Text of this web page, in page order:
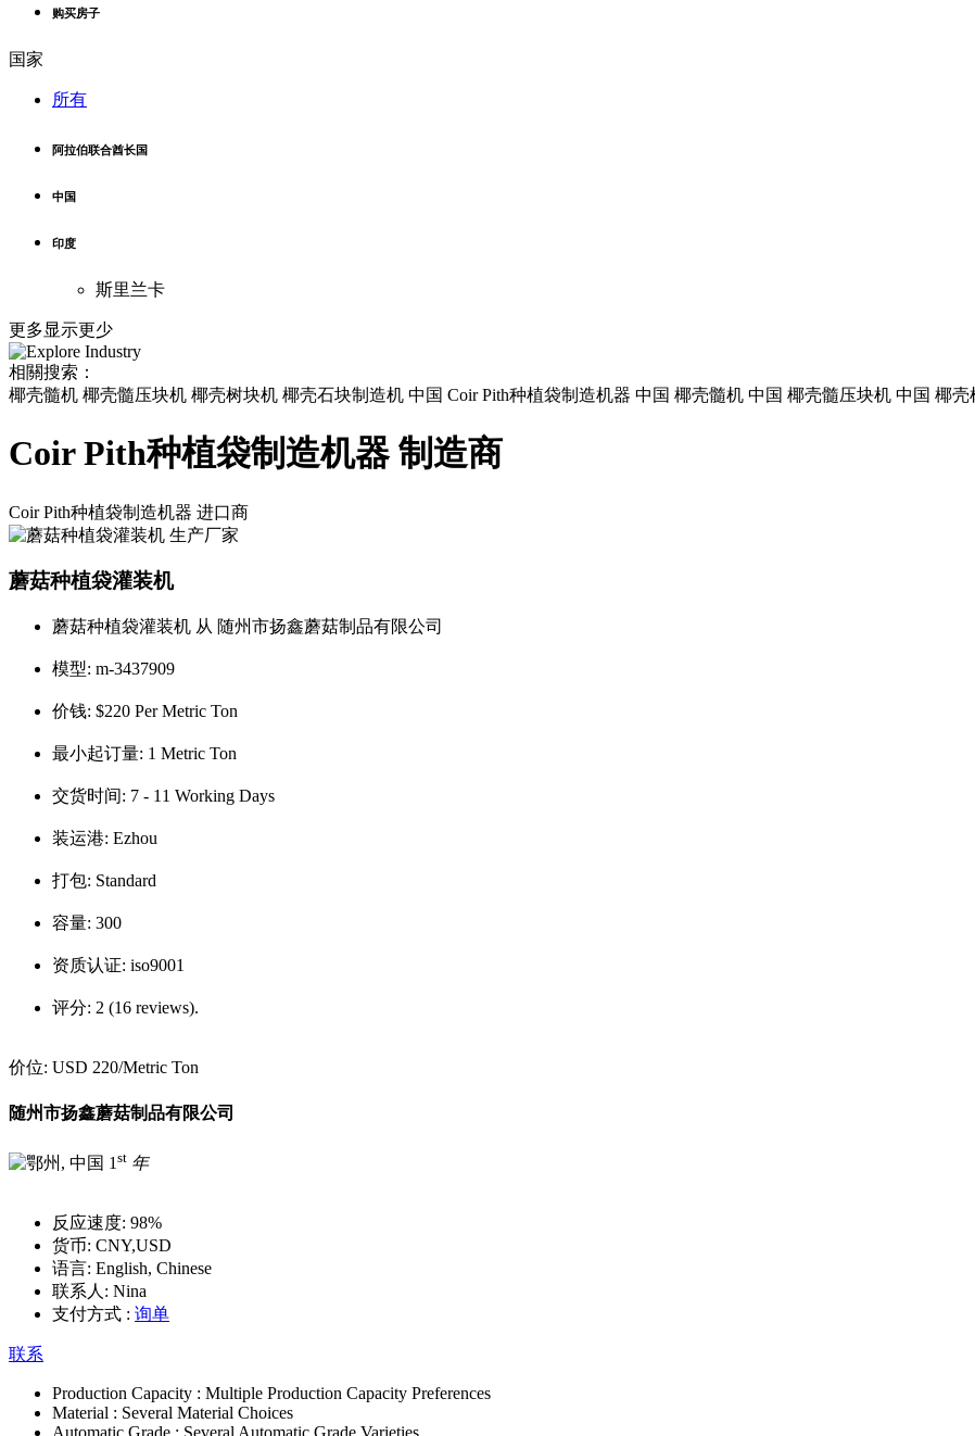
购买房子
国家
所有
阿拉伯联合酋长国
中国
印度
斯里兰卡
更多显示更少
相關搜索：
椰壳髓机 椰壳髓压块机 椰壳树块机 椰壳石块制造机 中国 Coir Pith种植袋制造机器 中国 椰壳髓机 中国 椰壳髓压块机 中国 椰
Coir Pith种植袋制造机器 制造商
Coir Pith种植袋制造机器 进口商
蘑菇种植袋灌装机
蘑菇种植袋灌装机 从 随州市扬鑫蘑菇制品有限公司
模型: m-3437909
价钱: $220 Per Metric Ton
最小起订量: 1 Metric Ton
交货时间: 7 - 11 Working Days
装运港: Ezhou
打包: Standard
容量: 300
资质认证: iso9001
评分: 2 (16 reviews).
价位: USD 220/Metric Ton
随州市扬鑫蘑菇制品有限公司
1 st 年
反应速度: 98%
货币: CNY,USD
语言: English, Chinese
联系人: Nina
支付方式 : 询单
联系
Production Capacity : Multiple Production Capacity Preferences
Material : Several Material Choices
Automatic Grade : Several Automatic Grade Varieties